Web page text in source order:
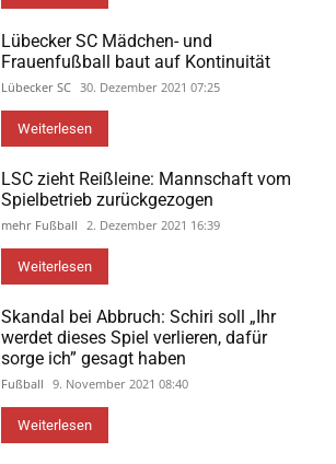
Lübecker SC Mädchen- und
Frauenfußball baut auf Kontinuität
Lübecker SC 30. Dezember 2021 07:25
Weiterlesen
LSC zieht Reißleine: Mannschaft vom
Spielbetrieb zurückgezogen
mehr Fußball 2. Dezember 2021 16:39
Weiterlesen
Skandal bei Abbruch: Schiri soll „Ihr
werdet dieses Spiel verlieren, dafür
sorge ich” gesagt haben
Fußball 9. November 2021 08:40
Weiterlesen